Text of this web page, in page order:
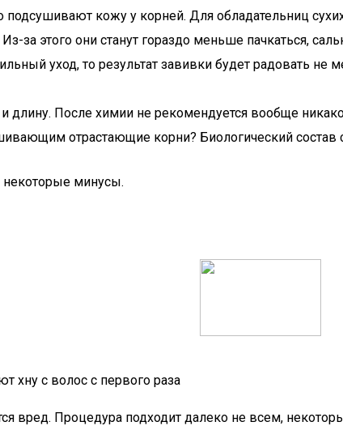
кожу у корней. Для обладательниц
этого они станут гораздо меньше пачкаться,
уход, то результат завивки будет радовать
длину. После химии не рекомендуется вообще
отрастающие корни? Биологический состав
минусы.
хну с волос с первого раза
вред. Процедура подходит далеко не всем,